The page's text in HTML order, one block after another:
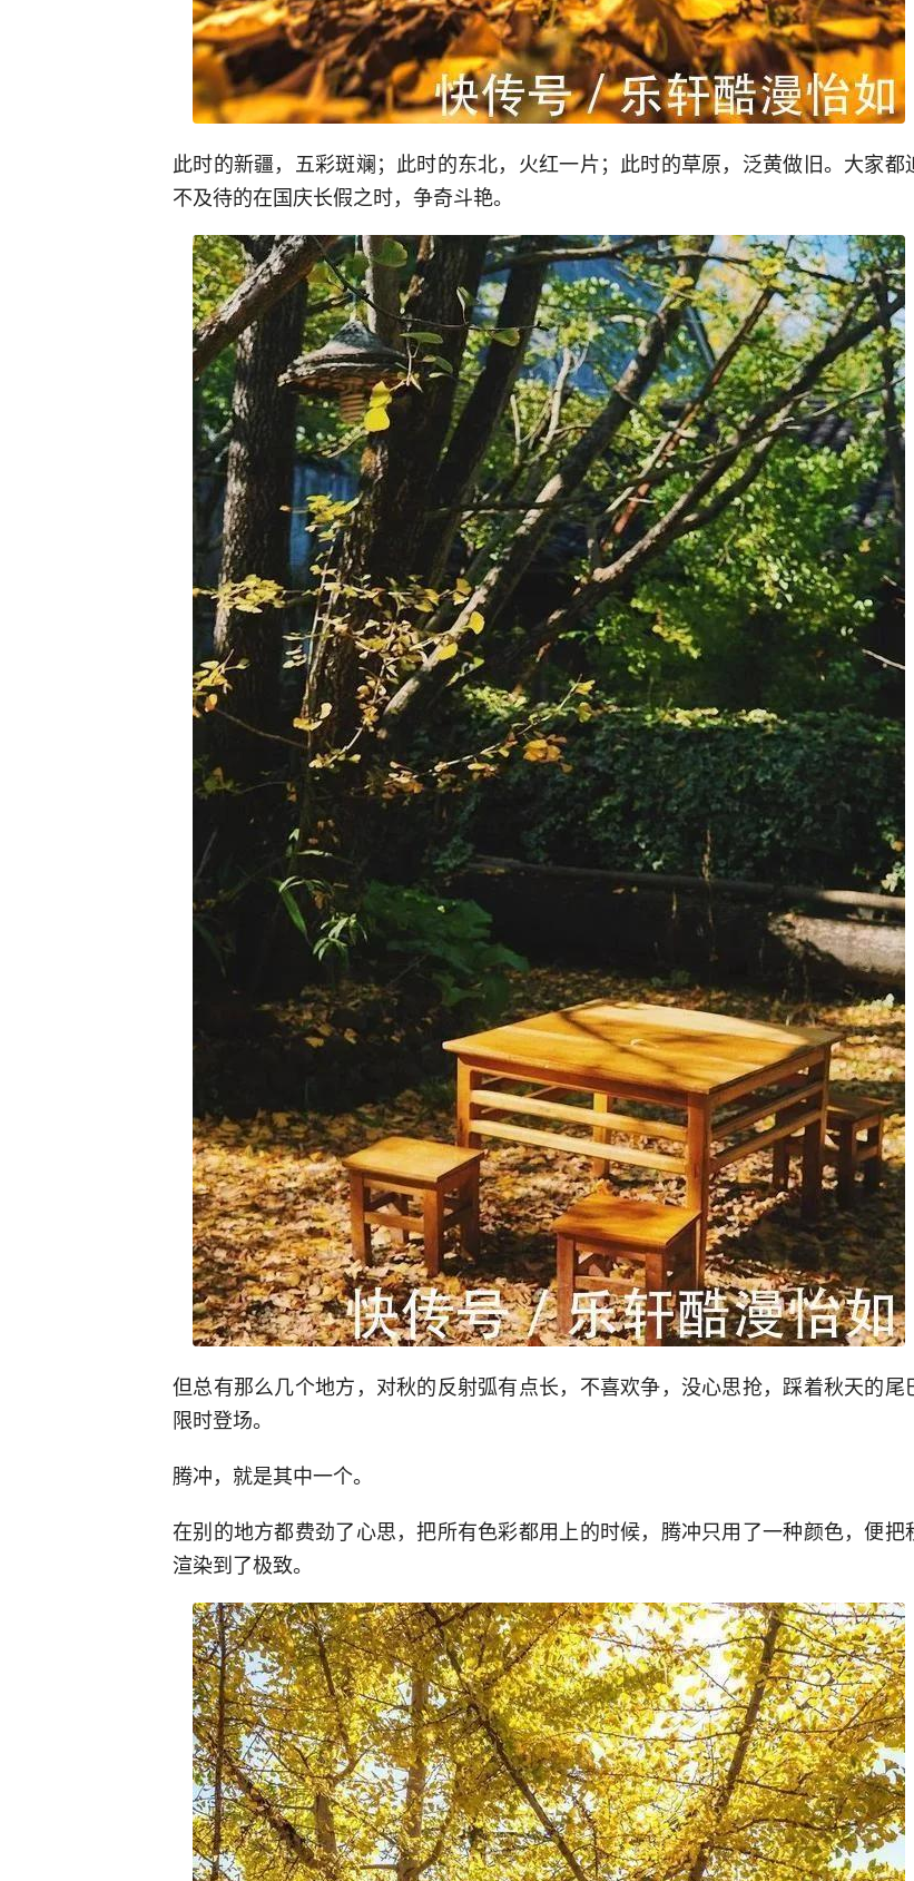
此时的新疆，五彩斑斓；此时的东北，火红一片；此时的草原，泛黄做旧。大家都
不及待的在国庆长假之时，争奇斗艳。
但总有那么几个地方，对秋的反射弧有点长，不喜欢争，没心思抢，踩着秋天的尾
限时登场。
腾冲，就是其中一个。
在别的地方都费劲了心思，把所有色彩都用上的时候，腾冲只用了一种颜色，便把
渲染到了极致。